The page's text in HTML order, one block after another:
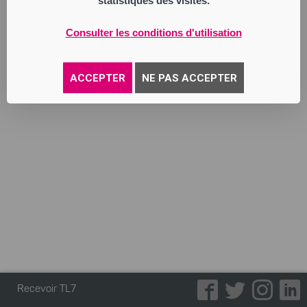
Consulter les conditions d'utilisation
ACCEPTER NE PAS ACCEPTER
824 184 527 RCS Saint Etienne
marchand de biens, promotion immobilière
et toutes opérations de rénovations et de
et location de tous biens immobiliers
Recevoir TL7